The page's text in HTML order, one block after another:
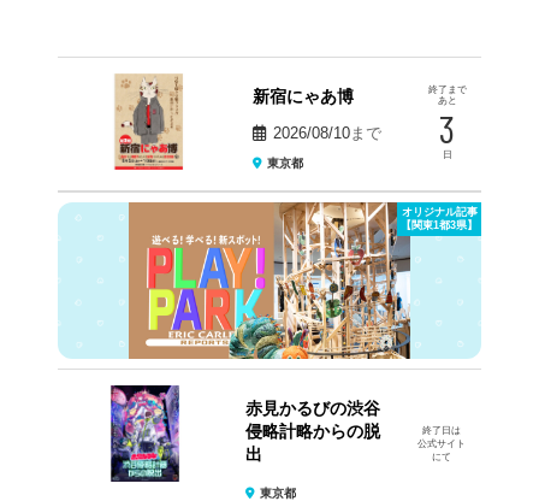
新宿にゃあ博
2026/08/10まで
東京都
終了まで
あと
3
日
オリジナル記事
【関東1都3県】
赤見かるびの渋谷
侵略計略からの脱
出
東京都
終了日は
公式サイト
にて